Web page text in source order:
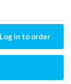
Log in to order